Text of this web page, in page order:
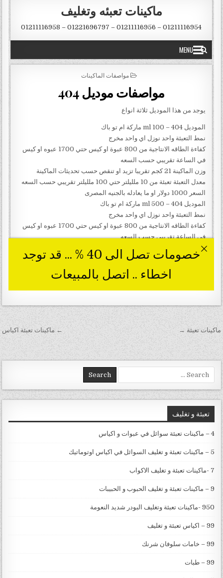
تصفّح المقالات ← ماكينات تعبئة اكياس ماكينات تعبئة →
Search for:
تعبئة و تغليف
4 – ماكينات تعبئة سوائل في عبوات و اكياس
5 – ماكينات تعبئة و تغليف السوائل في اكياس اوتوماتيك
7 -ماكينات تعبئة و تغليف الاكواب
9 – ماكينات تعبئة و تغليف الحبوب و الحبيبات
950 -ماكينات تعبئة وتغليف البودر شديد النعومة
99 – اكياس تعبئة و تغليف
99 – خامات سلوفان شرنك
99 – طبات